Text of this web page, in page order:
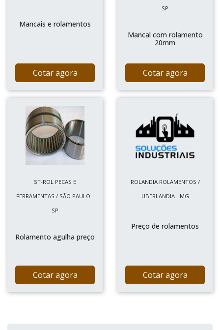
Mancais e rolamentos
Cotar agora
SP
Mancal com rolamento
20mm
Cotar agora
ST-ROL PECAS E
FERRAMENTAS / SÃO PAULO -
SP
Rolamento agulha preço
Cotar agora
ROLANDIA ROLAMENTOS /
UBERLANDIA - MG
Preço de rolamentos
Cotar agora